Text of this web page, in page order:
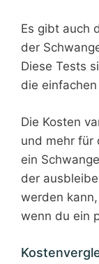
Es gibt auch
der
Diese Tests
die
Die Kosten
und mehr für
ein
der
werden
wenn du ein